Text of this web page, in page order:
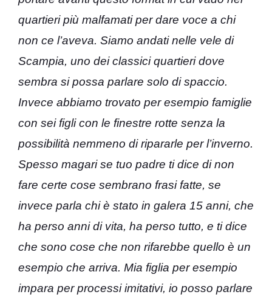
quartieri più malfamati per dare voce a chi
non ce l’aveva. Siamo andati nelle vele di
Scampia, uno dei classici quartieri dove
sembra si possa parlare solo di spaccio.
Invece abbiamo trovato per esempio famiglie
con sei figli con le finestre rotte senza la
possibilità nemmeno di ripararle per l’inverno.
Spesso magari se tuo padre ti dice di non
fare certe cose sembrano frasi fatte, se
invece parla chi è stato in galera 15 anni, che
ha perso anni di vita, ha perso tutto, e ti dice
che sono cose che non rifarebbe quello è un
esempio che arriva. Mia figlia per esempio
impara per processi imitativi, io posso parlare